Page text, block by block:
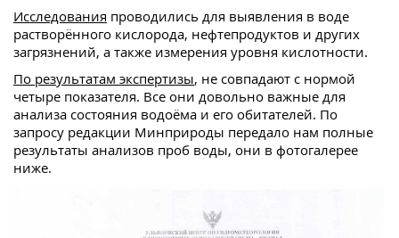
Исследования проводились для выявления в воде
растворённого кислорода, нефтепродуктов и других
загрязнений, а также измерения уровня кислотности.
По результатам экспертизы, не совпадают с нормой
четыре показателя. Все они довольно важные для
анализа состояния водоёма и его обитателей. По
запросу редакции Минприроды передало нам полные
результаты анализов проб воды, они в фотогалерее
ниже.